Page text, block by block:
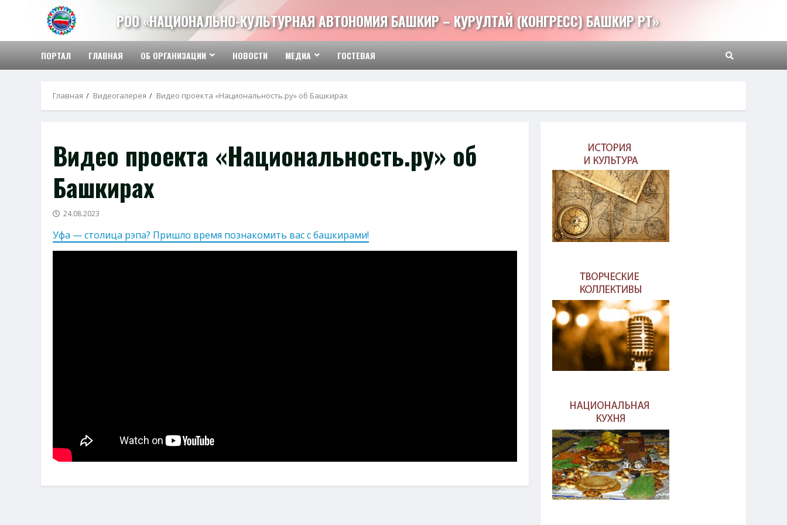
содержимому
РОО «НАЦИОНАЛЬНО-КУЛЬТУРНАЯ АВТОНОМИЯ БАШКИР – КУРУЛТАЙ (КОНГРЕСС) БАШКИР РТ»
ПОРТАЛ ГЛАВНАЯ ОБ ОРГАНИЗАЦИИ НОВОСТИ МЕДИА ГОСТЕВАЯ
Главная Видеогалерея Видео проекта «Национальность.ру» об Башкирах
Видео проекта «Национальность.ру» об
Башкирах
24.08.2023
Уфа — столица рэпа? Пришло время познакомить вас с башкирами!